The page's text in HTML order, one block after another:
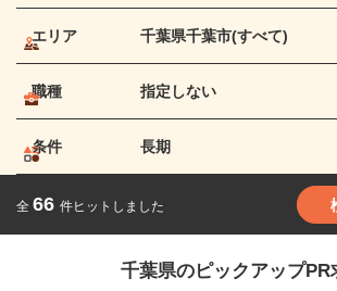
エリア 千葉県千葉市(すべて)
職種 指定しない
条件 長期
全 66 件ヒットしました
千葉県のピックアップPR